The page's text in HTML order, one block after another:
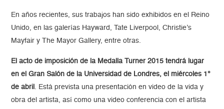
En años recientes, sus trabajos han sido exhibidos en el Reino
Unido, en las galerías Hayward, Tate Liverpool, Christie’s
Mayfair y The Mayor Gallery, entre otras.
El acto de imposición de la Medalla Turner 2015 tendrá lugar
en el Gran Salón de la Universidad de Londres, el miércoles 1°
de abril . Está prevista una presentación en video de la vida y
obra del artista, así como una video conferencia con el artista